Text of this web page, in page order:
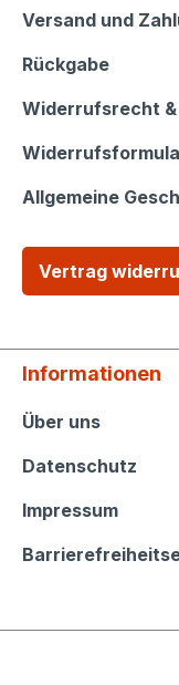
Versand und
Rückgabe
Widerrufsrecht
Allgemeine
Vertrag
Informationen
Über uns
Datenschutz
Impressum